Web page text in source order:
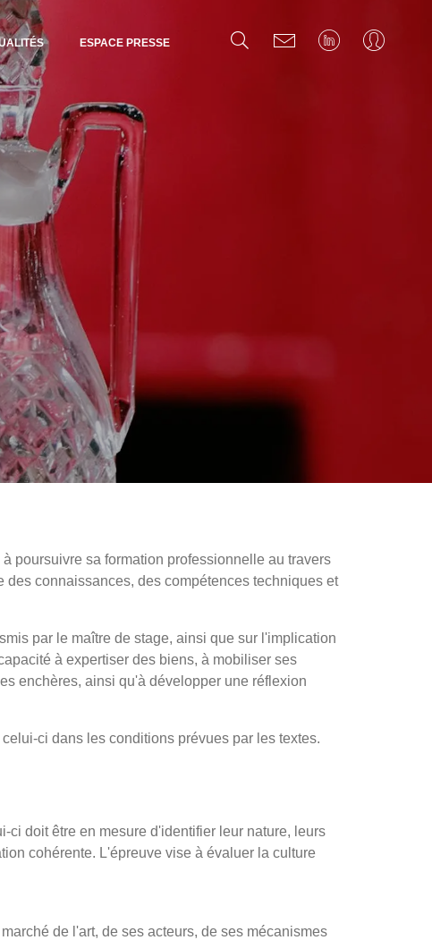
ESPACE PRESSE
poursuivre sa formation professionnelle au travers
connaissances, des compétences techniques et
par le maître de stage, ainsi que sur l'implication
à expertiser des biens, à mobiliser ses
enchères, ainsi qu'à développer une réflexion
ci dans les conditions prévues par les textes.
doit être en mesure d'identifier leur nature, leurs
cohérente. L'épreuve vise à évaluer la culture
de l'art, de ses acteurs, de ses mécanismes